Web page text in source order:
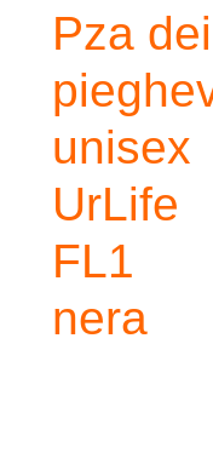
Pza
unisex
UrLife
FL1
nera